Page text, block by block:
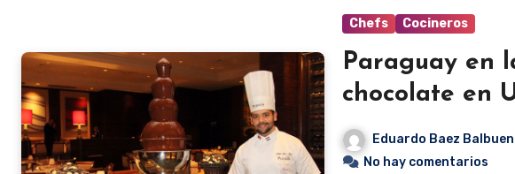
Chefs Cocineros
Paraguay en
chocolate en
Eduardo Baez
No hay comentarios